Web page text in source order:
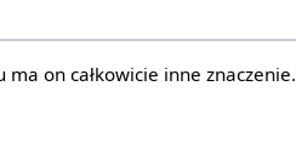
on całkowicie inne znaczenie.